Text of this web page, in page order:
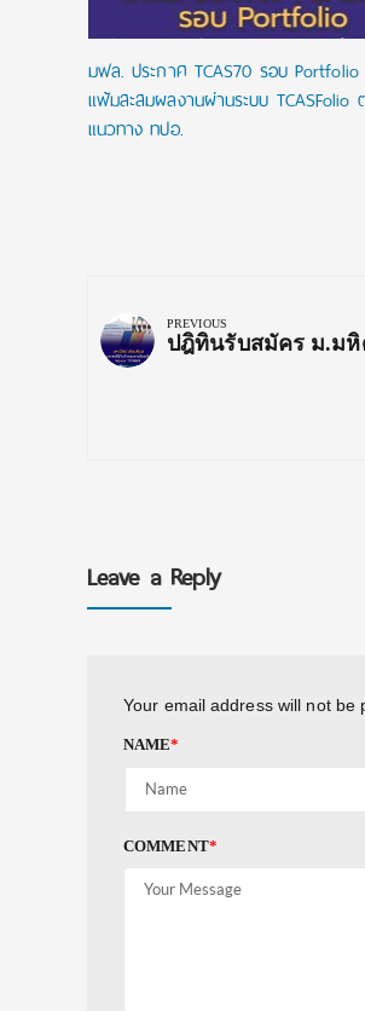
มฟล. ประกาศ TCAS70 รอบ Portfolio
แฟ้มสะสมผลงานผ่านระบบ TCASFolio
แนวทาง ทปอ.
navigation
PREVIOUS
Previous
ปฎิทินรับสมัคร ม.มหิ
Leave a Reply
Your email address will not be
NAME*
COMMENT*